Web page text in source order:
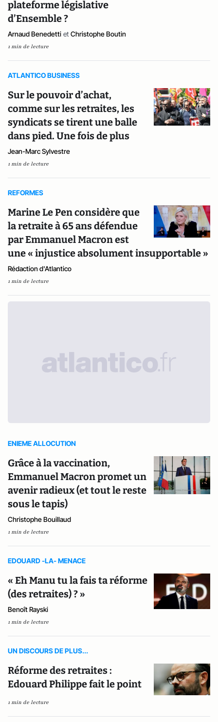
plateforme législative
d’Ensemble ?
Arnaud Benedetti et Christophe Boutin
1 min de lecture
ATLANTICO BUSINESS
Sur le pouvoir d’achat,
comme sur les retraites, les
syndicats se tirent une balle
dans pied. Une fois de plus
Jean-Marc Sylvestre
1 min de lecture
REFORMES
Marine Le Pen considère que
la retraite à 65 ans défendue
par Emmanuel Macron est
une « injustice absolument insupportable »
Rédaction d'Atlantico
1 min de lecture
ENIEME ALLOCUTION
Grâce à la vaccination,
Emmanuel Macron promet un
avenir radieux (et tout le reste
sous le tapis)
Christophe Bouillaud
1 min de lecture
EDOUARD -LA- MENACE
« Eh Manu tu la fais ta réforme
(des retraites) ? »
Benoît Rayski
1 min de lecture
UN DISCOURS DE PLUS...
Réforme des retraites :
Edouard Philippe fait le point
1 min de lecture